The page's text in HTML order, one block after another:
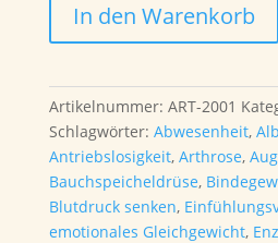
Perle,
Apatit,
weiss
Halskette
43cm
(Einzelstück)
Menge
In den Warenkorb
Artikelnummer: ART-2001
Schlagwörter: Abwesenheit,
Antriebslosigkeit, Arthrose,
Bauchspeicheldrüse,
Blutdruck senken,
emotionales Gleichgewicht,